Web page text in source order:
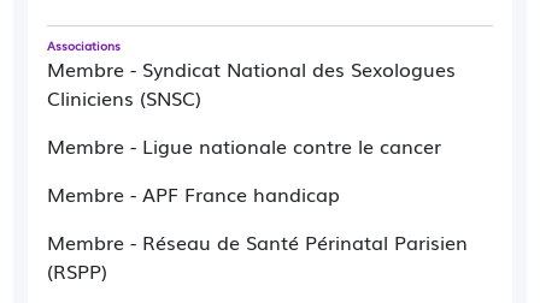
Associations
Membre - Syndicat National des Sexologues
Cliniciens (SNSC)
Membre - Ligue nationale contre le cancer
Membre - APF France handicap
Membre - Réseau de Santé Périnatal Parisien
(RSPP)